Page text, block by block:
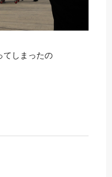
てしまったの